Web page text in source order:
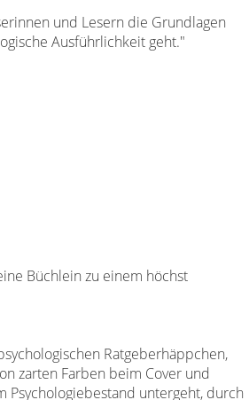
und Lesern die Grundlagen
Ausführlichkeit geht."
Büchlein zu einem höchst
Ratgeberhäppchen,
zarten Farben beim Cover und
Psychologiebestand untergeht, durch